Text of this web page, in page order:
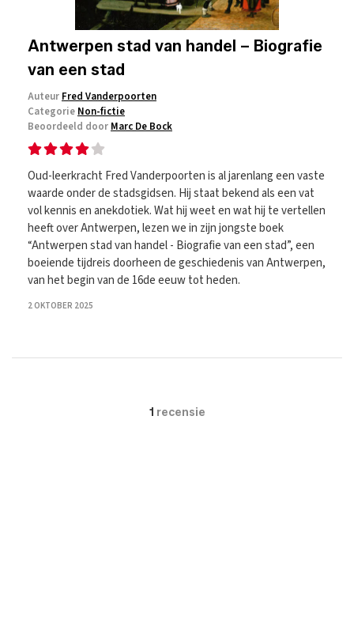
Antwerpen stad van handel – Biografie
van een stad
Auteur Fred Vanderpoorten
Categorie Non-fictie
Beoordeeld door Marc De Bock
Oud-leerkracht Fred Vanderpoorten is al jarenlang een vaste
waarde onder de stadsgidsen. Hij staat bekend als een vat
vol kennis en anekdotiek. Wat hij weet en wat hij te vertellen
heeft over Antwerpen, lezen we in zijn jongste boek
“Antwerpen stad van handel - Biografie van een stad”, een
boeiende tijdreis doorheen de geschiedenis van Antwerpen,
van het begin van de 16de eeuw tot heden.
2 OKTOBER 2025
1 recensie